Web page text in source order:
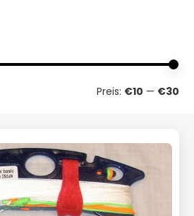
Preis: €10 — €30